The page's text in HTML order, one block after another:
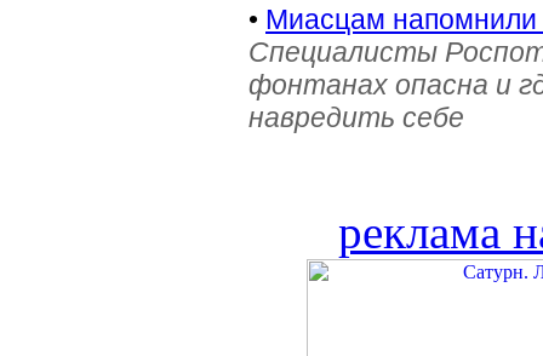
• Миасцам напомнили
Специалисты
фонтанах опасна и
навредить себе
реклама